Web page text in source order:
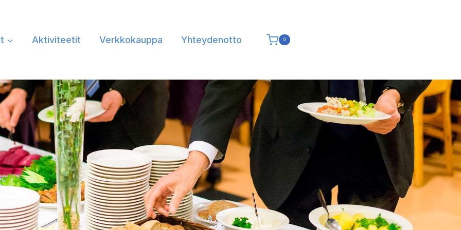
Aktiviteetit Verkkokauppa Yhteydenotto 0